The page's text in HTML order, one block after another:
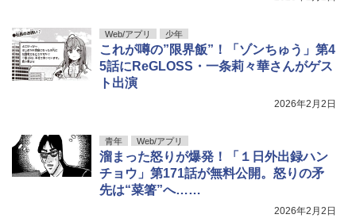
Web/アプリ 少年
これが噂の”限界飯”！「ゾンちゅう」第4
5話にReGLOSS・一条莉々華さんがゲス
ト出演
2026年2月2日
青年 Web/アプリ
溜まった怒りが爆発！「１日外出録ハン
チョウ」第171話が無料公開。怒りの矛
先は“菜箸”へ……
2026年2月2日